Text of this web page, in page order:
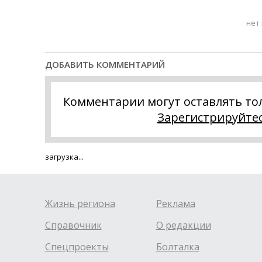
ДОБАВИТЬ КОММЕНТАРИЙ
Комментарии могут оставлять
загрузка...
Жизнь региона
Справочник
Спецпроекты
Реклама
О редакции
Болталка